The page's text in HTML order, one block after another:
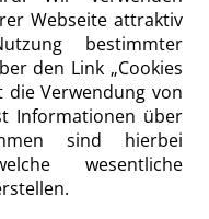
Webseite attraktiv
bestimmter
den Link „Cookies
die Verwendung von
Informationen über
sind hierbei
wesentliche